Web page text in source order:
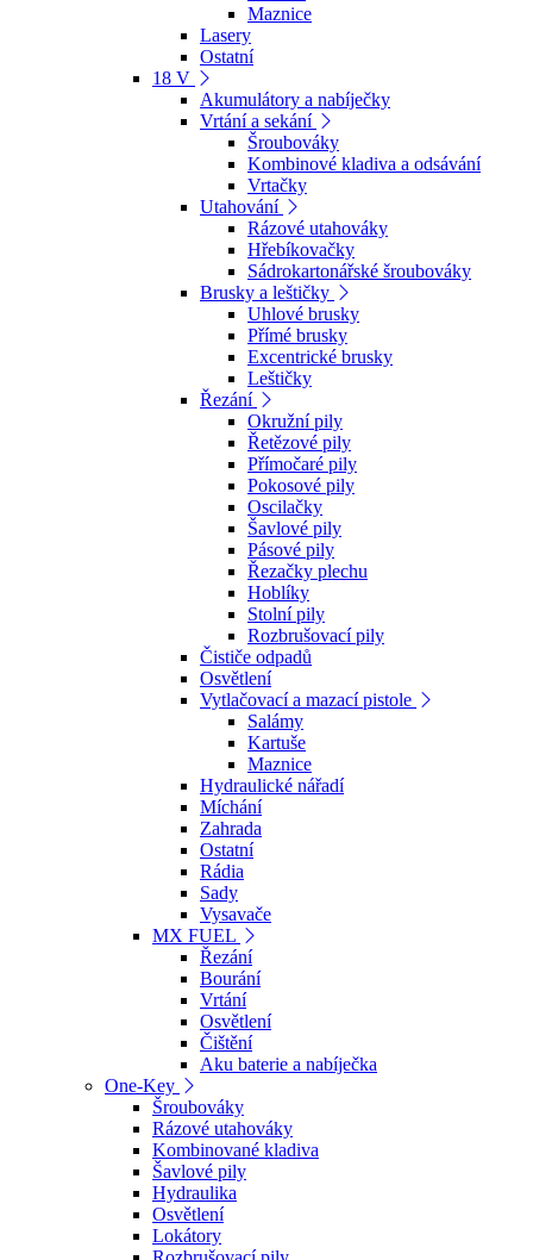
Maznice
Lasery
Ostatní
18 V
Akumulátory a nabíječky
Vrtání a sekání
Šroubováky
Kombinové kladiva a odsávání
Vrtačky
Utahování
Rázové utahováky
Hřebíkovačky
Sádrokartonářské šroubováky
Brusky a leštičky
Uhlové brusky
Přímé brusky
Excentrické brusky
Leštičky
Řezání
Okružní pily
Řetězové pily
Přímočaré pily
Pokosové pily
Oscilačky
Šavlové pily
Pásové pily
Řezačky plechu
Hoblíky
Stolní pily
Rozbrušovací pily
Čističe odpadů
Osvětlení
Vytlačovací a mazací pistole
Salámy
Kartuše
Maznice
Hydraulické nářadí
Míchání
Zahrada
Ostatní
Rádia
Sady
Vysavače
MX FUEL
Řezání
Bourání
Vrtání
Osvětlení
Čištění
Aku baterie a nabíječka
One-Key
Šroubováky
Rázové utahováky
Kombinované kladiva
Šavlové pily
Hydraulika
Osvětlení
Lokátory